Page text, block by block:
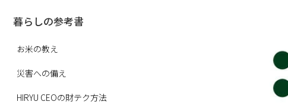
暮らしの参考書
お米の教え
災害への備え
HIRYU CEOの財テク方法